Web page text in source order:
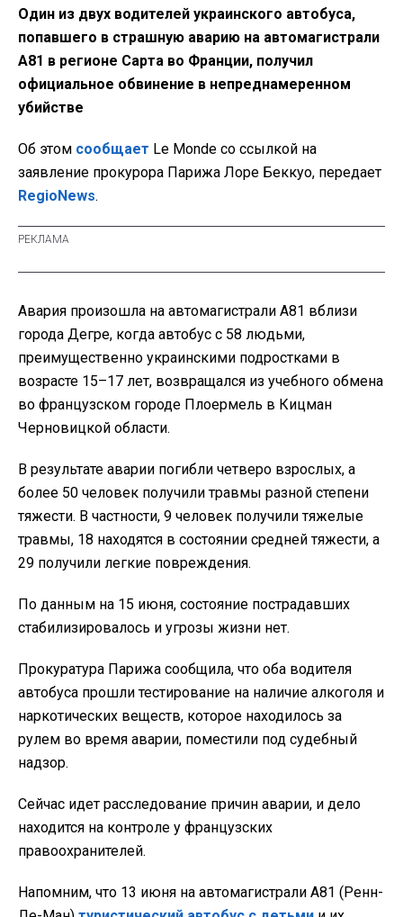
Один из двух водителей украинского автобуса,
попавшего в страшную аварию на автомагистрали
A81 в регионе Сарта во Франции, получил
официальное обвинение в непреднамеренном
убийстве
Об этом сообщает Le Monde со ссылкой на
заявление прокурора Парижа Лоре Беккуо, передает
RegioNews.
Авария произошла на автомагистрали A81 вблизи
города Дегре, когда автобус с 58 людьми,
преимущественно украинскими подростками в
возрасте 15–17 лет, возвращался из учебного обмена
во французском городе Плоермель в Кицман
Черновицкой области.
В результате аварии погибли четверо взрослых, а
более 50 человек получили травмы разной степени
тяжести. В частности, 9 человек получили тяжелые
травмы, 18 находятся в состоянии средней тяжести, а
29 получили легкие повреждения.
По данным на 15 июня, состояние пострадавших
стабилизировалось и угрозы жизни нет.
Прокуратура Парижа сообщила, что оба водителя
автобуса прошли тестирование на наличие алкоголя и
наркотических веществ, которое находилось за
рулем во время аварии, поместили под судебный
надзор.
Сейчас идет расследование причин аварии, и дело
находится на контроле у французских
правоохранителей.
Напомним, что 13 июня на автомагистрали A81 (Ренн-